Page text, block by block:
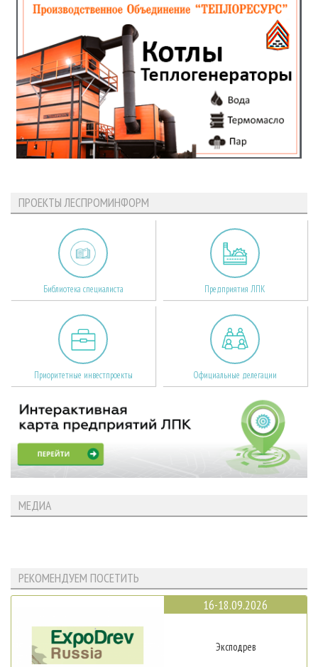
ПРОЕКТЫ ЛЕСПРОМИНФОРМ
Библиотека специалиста Предприятия ЛПК
Приоритетные инвестпроекты Официальные делегации
МЕДИА
РЕКОМЕНДУЕМ ПОСЕТИТЬ
16-18.09.2026
Эксподрев